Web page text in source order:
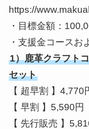
https://
・目標金額：
・支援金コースお
1）鹿革クラフト
セット
【 超早割 】
【 早割 】5,590
【 先行販売 】